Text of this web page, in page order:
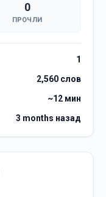
0
ПРОЧЛИ
1
2,560 слов
~12 мин
3 months назад